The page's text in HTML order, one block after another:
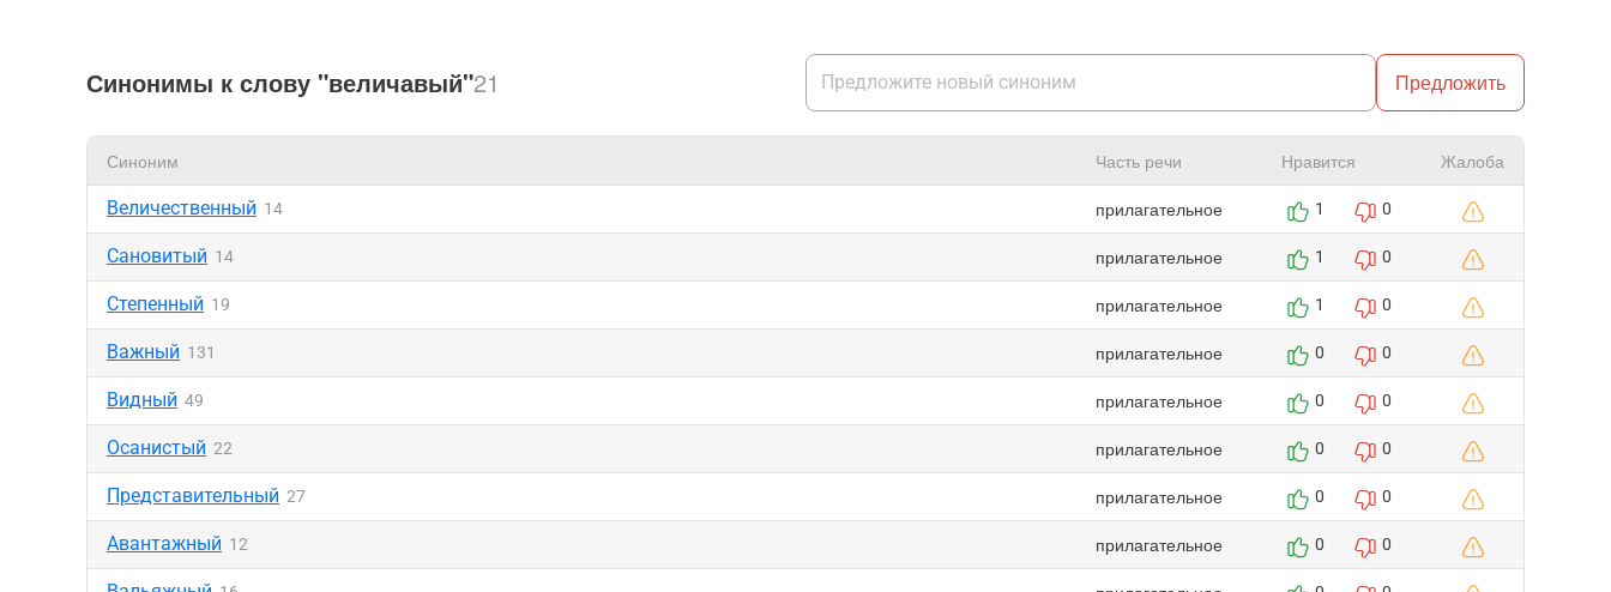
Синонимы к слову "величавый"21 Предложить
Синоним Часть речи Нравится Жалоба
Величественный 14 прилагательное 1 0
Сановитый 14 прилагательное 1 0
Степенный 19 прилагательное 1 0
Важный 131 прилагательное 0 0
Видный 49 прилагательное 0 0
Осанистый 22 прилагательное 0 0
Представительный 27 прилагательное 0 0
Авантажный 12 прилагательное 0 0